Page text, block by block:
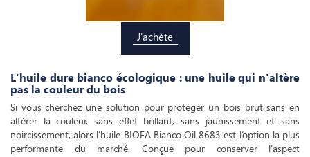
J'achète
L'huile dure bianco écologique : une huile qui n'altère
pas la couleur du bois
Si vous cherchez une solution pour protéger un bois brut sans en
altérer la couleur, sans effet brillant, sans jaunissement et sans
noircissement, alors l’huile BIOFA Bianco Oil 8683 est l’option la plus
performante du marché. Conçue pour conserver l’aspect